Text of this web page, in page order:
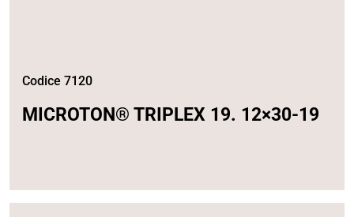
Codice 7120
MICROTON® TRIPLEX 19. 12×30-19